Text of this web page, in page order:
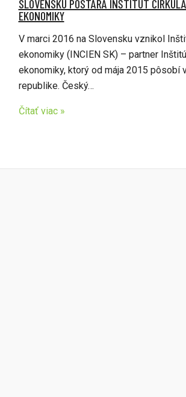
SLOVENSKU POSTARÁ INŠTITÚT
EKONOMIKY
V marci 2016 na Slovensku vznikol
ekonomiky (INCIEN SK) – partner
ekonomiky, ktorý od mája 2015 pôsobí
republike. Český…
Čítať viac »